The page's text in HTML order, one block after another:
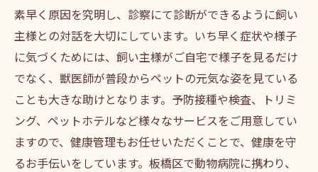
素早く原因を究明し、診察にて診断ができるように飼い
主様との対話を大切にしています。いち早く症状や様子
に気づくためには、飼い主様がご自宅で様子を見るだけ
でなく、獣医師が普段からペットの元気な姿を見ている
ことも大きな助けとなります。予防接種や検査、トリミ
ング、ペットホテルなど様々なサービスをご用意してい
ますので、健康管理もお任せいただくことで、健康を守
るお手伝いをしています。板橋区で動物病院に携わり、